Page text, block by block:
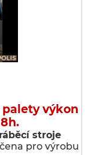
palety výkon
stroje
pro výrobu